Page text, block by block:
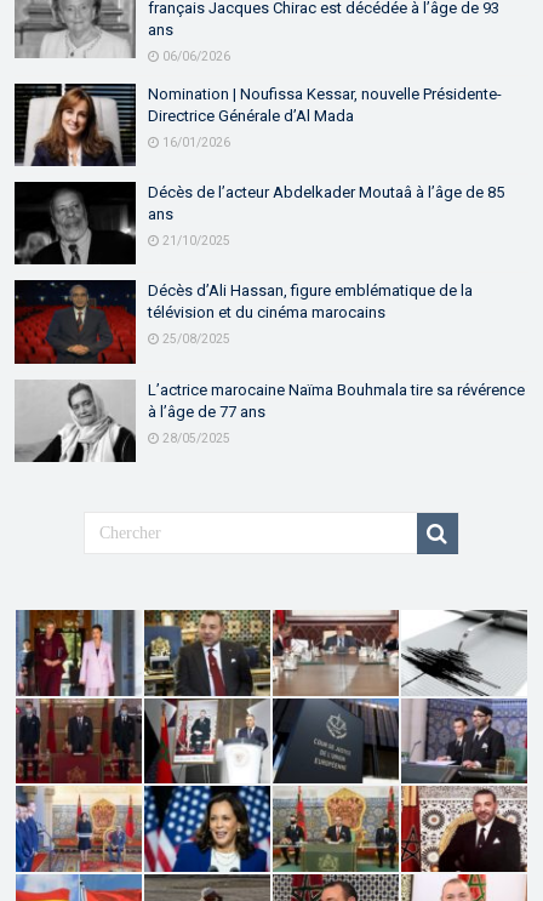
français Jacques Chirac est décédée à l’âge de 93
ans
06/06/2026
Nomination | Noufissa Kessar, nouvelle Présidente-
Directrice Générale d’Al Mada
16/01/2026
Décès de l’acteur Abdelkader Moutaâ à l’âge de 85
ans
21/10/2025
Décès d’Ali Hassan, figure emblématique de la
télévision et du cinéma marocains
25/08/2025
L’actrice marocaine Naïma Bouhmala tire sa révérence
à l’âge de 77 ans
28/05/2025